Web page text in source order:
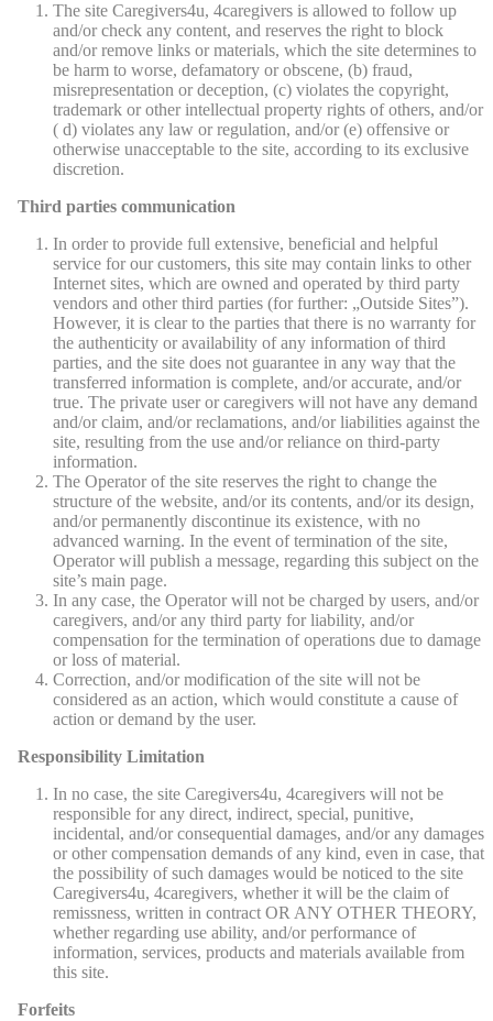
The site Caregivers4u, 4caregivers is allowed to follow up
and/or check any content, and reserves the right to block
and/or remove links or materials, which the site determines to
be harm to worse, defamatory or obscene, (b) fraud,
misrepresentation or deception, (c) violates the copyright,
trademark or other intellectual property rights of others, and/or
( d) violates any law or regulation, and/or (e) offensive or
otherwise unacceptable to the site, according to its exclusive
discretion.
Third parties communication
In order to provide full extensive, beneficial and helpful
service for our customers, this site may contain links to other
Internet sites, which are owned and operated by third party
vendors and other third parties (for further: „Outside Sites”).
However, it is clear to the parties that there is no warranty for
the authenticity or availability of any information of third
parties, and the site does not guarantee in any way that the
transferred information is complete, and/or accurate, and/or
true. The private user or caregivers will not have any demand
and/or claim, and/or reclamations, and/or liabilities against the
site, resulting from the use and/or reliance on third-party
information.
The Operator of the site reserves the right to change the
structure of the website, and/or its contents, and/or its design,
and/or permanently discontinue its existence, with no
advanced warning. In the event of termination of the site,
Operator will publish a message, regarding this subject on the
site’s main page.
In any case, the Operator will not be charged by users, and/or
caregivers, and/or any third party for liability, and/or
compensation for the termination of operations due to damage
or loss of material.
Correction, and/or modification of the site will not be
considered as an action, which would constitute a cause of
action or demand by the user.
Responsibility Limitation
In no case, the site Caregivers4u, 4caregivers will not be
responsible for any direct, indirect, special, punitive,
incidental, and/or consequential damages, and/or any damages
or other compensation demands of any kind, even in case, that
the possibility of such damages would be noticed to the site
Caregivers4u, 4caregivers, whether it will be the claim of
remissness, written in contract OR ANY OTHER THEORY,
whether regarding use ability, and/or performance of
information, services, products and materials available from
this site.
Forfeits